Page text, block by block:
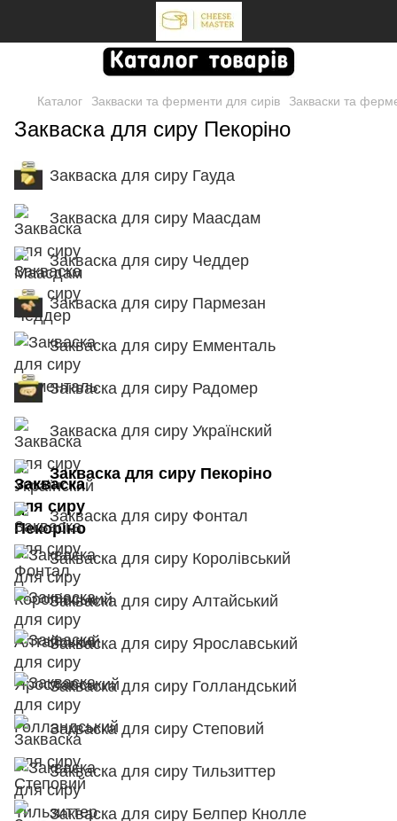
Каталог Закваски та ферменти для сирів Закваски та
Закваска для сиру Пекоріно
Закваска для сиру Гауда
Закваска для сиру Маасдам
Закваска для сиру Чеддер
Закваска для сиру Пармезан
Закваска для сиру Емменталь
Закваска для сиру Радомер
Закваска для сиру Українский
Закваска для сиру Пекоріно
Закваска для сиру Фонтал
Закваска для сиру Королівський
Закваска для сиру Алтайський
Закваска для сиру Ярославський
Закваска для сиру Голландський
Закваска для сиру Степовий
Закваска для сиру Тильзиттер
Закваска для сиру Белпер Кнолле